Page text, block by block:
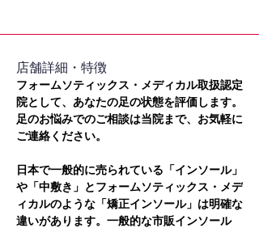
​店舗詳細・特徴
フォームソティックス・メディカル取扱認定
院として、あなたの足の状態を評価します。
足のお悩みでのご相談は当院まで、お気軽に
ご連絡ください。
日本で一般的に売られている「インソール」
や「中敷き」とフォームソティックス・メデ
ィカルのような「矯正インソール」は明確な
違いがあります。一般的な市販インソール